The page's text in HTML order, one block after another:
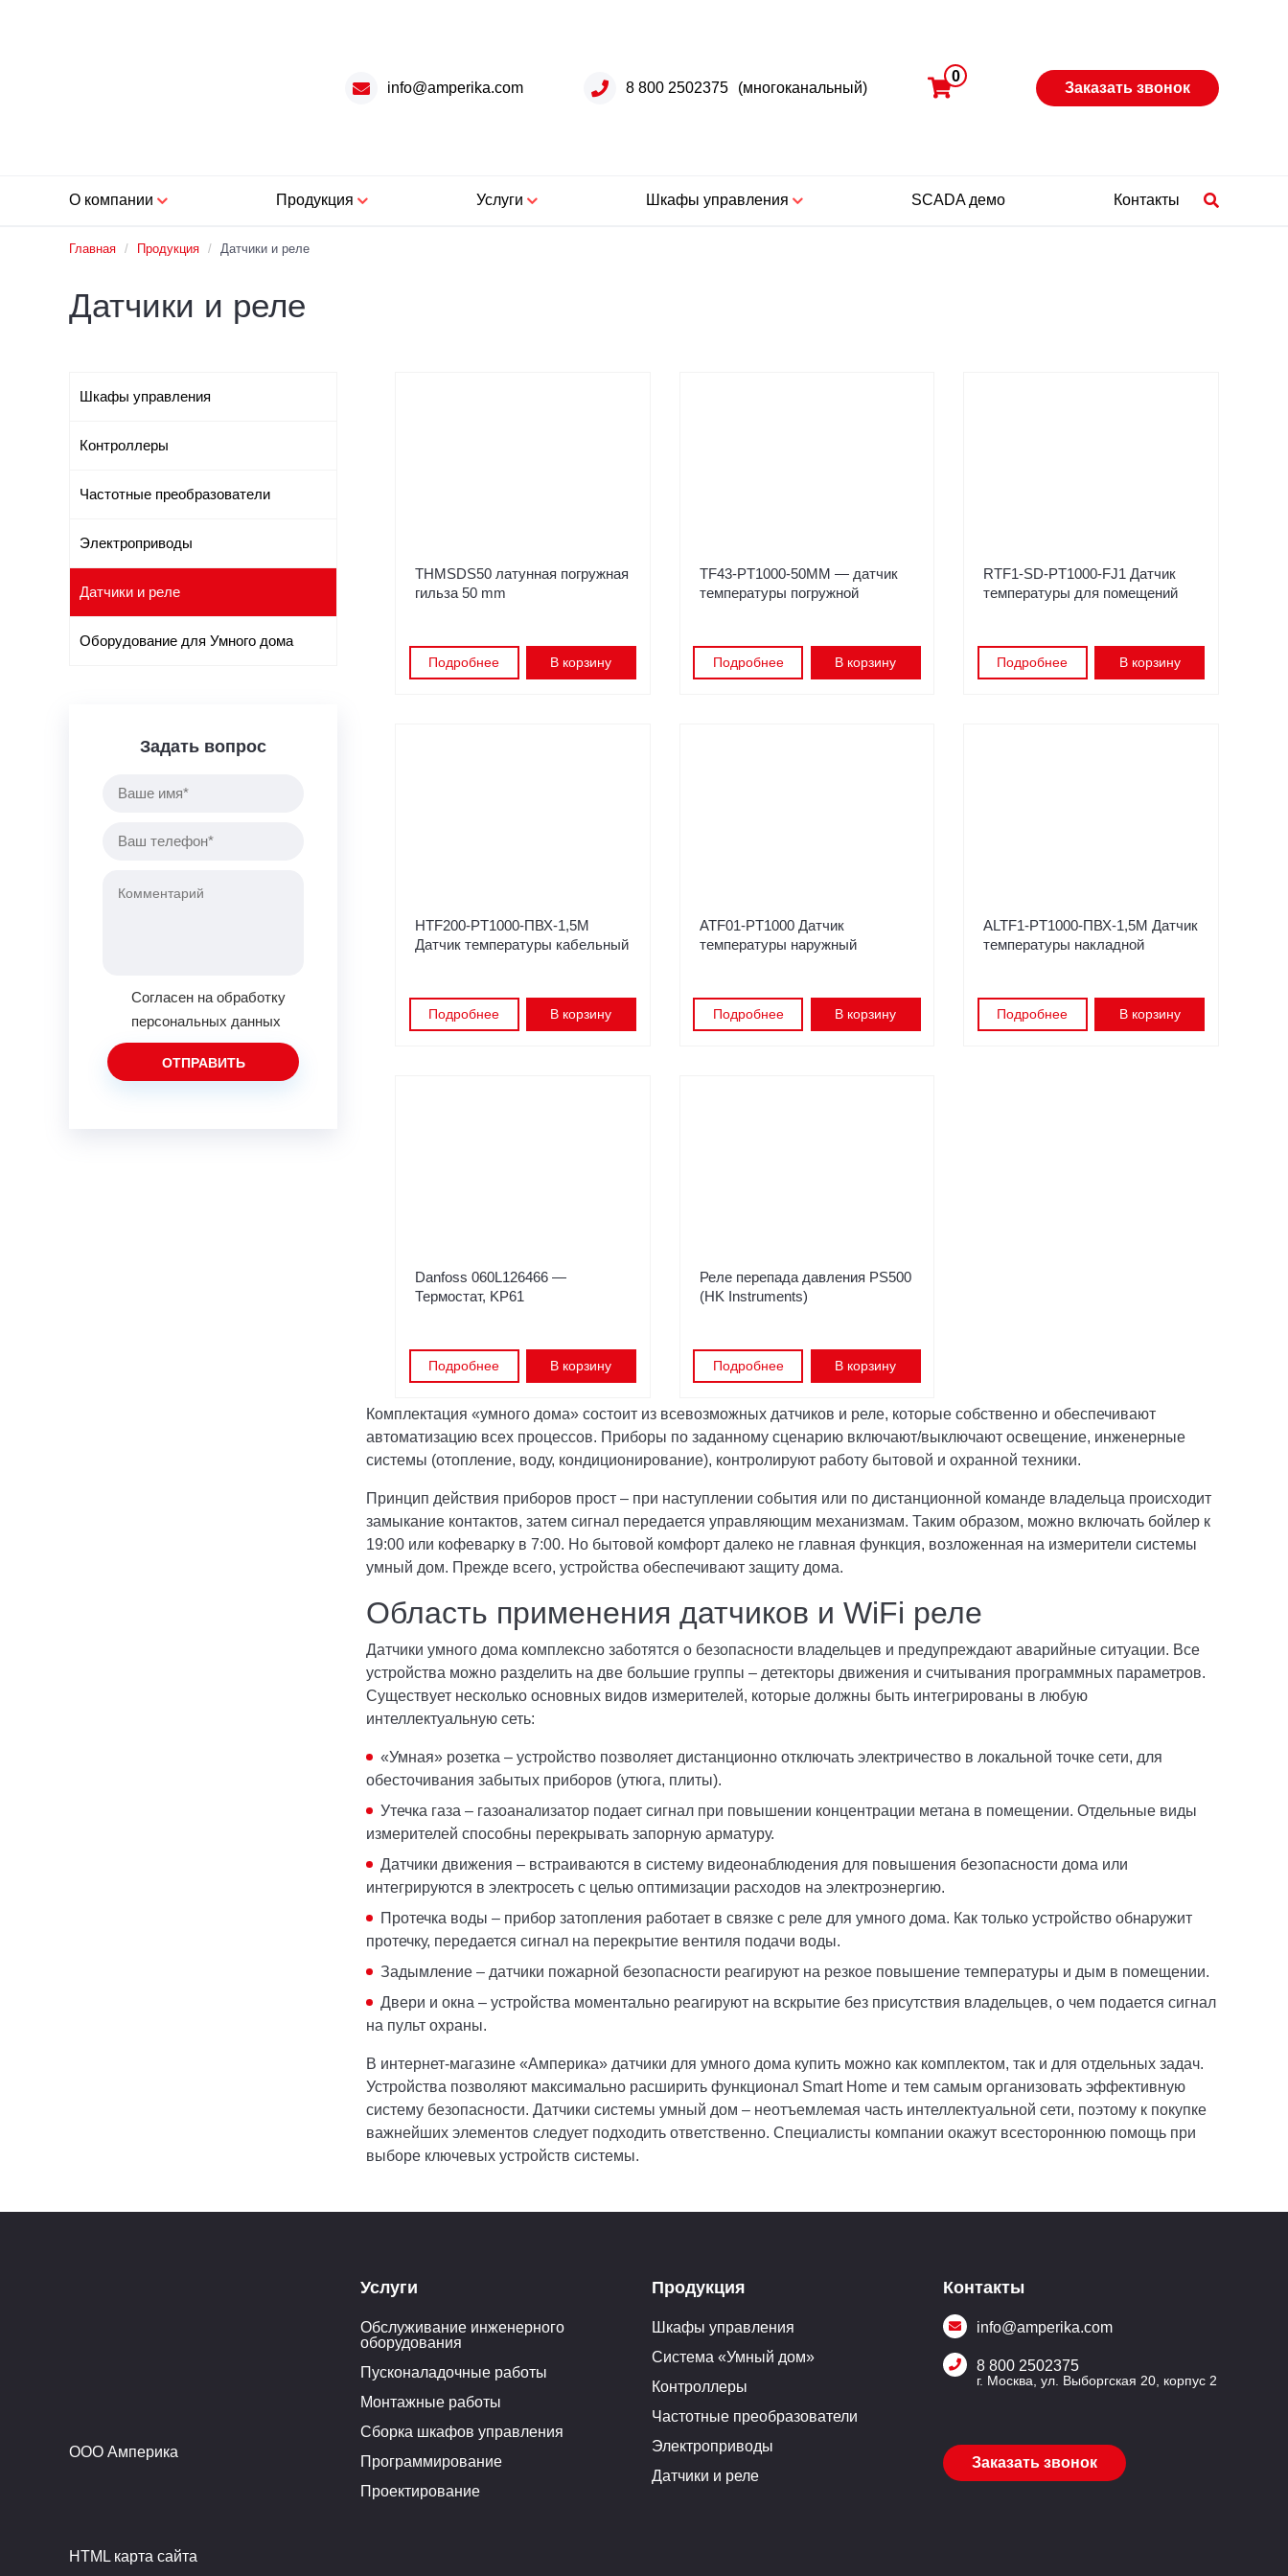
info@amperika.com 8 800 2502375 (многоканальный)
0
Заказать звонок
О компании Продукция Услуги Шкафы управления SCADA демо Контакты
Главная / Продукция / Датчики и реле
Датчики и реле
Шкафы управления
Контроллеры
Частотные преобразователи
Электроприводы
Датчики и реле
Оборудование для Умного дома
Задать вопрос
Согласен на обработку
персональных данных
THMSDS50 латунная погружная
гильза 50 mm
Подробнее В корзину
TF43-PT1000-50MM — датчик
температуры погружной
Подробнее В корзину
RTF1-SD-PT1000-FJ1 Датчик
температуры для помещений
Подробнее В корзину
HTF200-PT1000-ПВХ-1,5M
Датчик температуры кабельный
Подробнее В корзину
ATF01-PT1000 Датчик
температуры наружный
Подробнее В корзину
ALTF1-PT1000-ПВХ-1,5M Датчик
температуры накладной
Подробнее В корзину
Danfoss 060L126466 —
Термостат, KP61
Подробнее В корзину
Реле перепада давления PS500
(HK Instruments)
Подробнее В корзину
Комплектация «умного дома» состоит из всевозможных датчиков и реле, которые собственно и обеспечивают
автоматизацию всех процессов. Приборы по заданному сценарию включают/выключают освещение, инженерные
системы (отопление, воду, кондиционирование), контролируют работу бытовой и охранной техники.
Принцип действия приборов прост – при наступлении события или по дистанционной команде владельца происходит
замыкание контактов, затем сигнал передается управляющим механизмам. Таким образом, можно включать бойлер к
19:00 или кофеварку в 7:00. Но бытовой комфорт далеко не главная функция, возложенная на измерители системы
умный дом. Прежде всего, устройства обеспечивают защиту дома.
Область применения датчиков и WiFi реле
Датчики умного дома комплексно заботятся о безопасности владельцев и предупреждают аварийные ситуации. Все
устройства можно разделить на две большие группы – детекторы движения и считывания программных параметров.
Существует несколько основных видов измерителей, которые должны быть интегрированы в любую
интеллектуальную сеть:
«Умная» розетка – устройство позволяет дистанционно отключать электричество в локальной точке сети, для
обесточивания забытых приборов (утюга, плиты).
Утечка газа – газоанализатор подает сигнал при повышении концентрации метана в помещении. Отдельные виды
измерителей способны перекрывать запорную арматуру.
Датчики движения – встраиваются в систему видеонаблюдения для повышения безопасности дома или
интегрируются в электросеть с целью оптимизации расходов на электроэнергию.
Протечка воды – прибор затопления работает в связке с реле для умного дома. Как только устройство обнаружит
протечку, передается сигнал на перекрытие вентиля подачи воды.
Задымление – датчики пожарной безопасности реагируют на резкое повышение температуры и дым в помещении.
Двери и окна – устройства моментально реагируют на вскрытие без присутствия владельцев, о чем подается сигнал
на пульт охраны.
В интернет-магазине «Амперика» датчики для умного дома купить можно как комплектом, так и для отдельных задач.
Устройства позволяют максимально расширить функционал Smart Home и тем самым организовать эффективную
систему безопасности. Датчики системы умный дом – неотъемлемая часть интеллектуальной сети, поэтому к покупке
важнейших элементов следует подходить ответственно. Специалисты компании окажут всестороннюю помощь при
выборе ключевых устройств системы.
ООО Амперика
HTML карта сайта
Услуги
Обслуживание инженерного
оборудования
Пусконаладочные работы
Монтажные работы
Сборка шкафов управления
Программирование
Проектирование
Продукция
Шкафы управления
Система «Умный дом»
Контроллеры
Частотные преобразователи
Электроприводы
Датчики и реле
Контакты
info@amperika.com
8 800 2502375
г. Москва, ул. Выборгская 20, корпус 2
Заказать звонок